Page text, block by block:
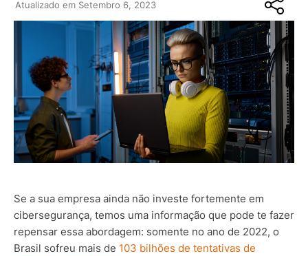
Atualizado em Setembro 6, 2023
Se a sua empresa ainda não investe fortemente em
cibersegurança, temos uma informação que pode te fazer
repensar essa abordagem: somente no ano de 2022, o
Brasil sofreu mais de 103 bilhões de tentativas de